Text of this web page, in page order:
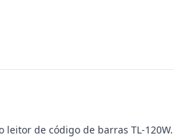
de código de barras TL-120W.